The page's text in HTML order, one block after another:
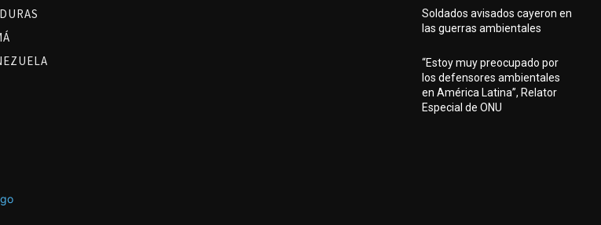
Soldados avisados cayeron en
las guerras ambientales
“Estoy muy preocupado por
los defensores ambientales
en América Latina”, Relator
Especial de ONU